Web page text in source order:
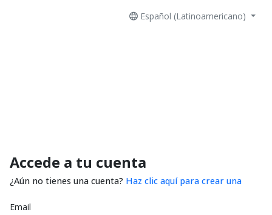
Español (Latinoamericano)
Accede a tu cuenta
¿Aún no tienes una cuenta? Haz clic aquí para crear una
Email